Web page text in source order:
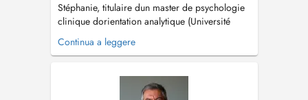
Stéphanie, titulaire dun master de psychologie
clinique dorientation analytique (Université
Paris Cité) accompagne les enfants depuis le
plus jeune âge (naissance) jusquà ladolescence
Angleterre et 6 années en Afrique, Stéphanie
est également sensible à...
Continua a leggere